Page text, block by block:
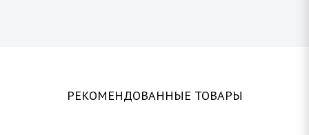
РЕКОМЕНДОВАННЫЕ ТОВАРЫ